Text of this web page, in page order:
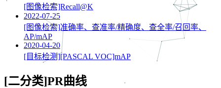
[图像检索]Recall@K
2022-07-25
[图像检索]准确率、查准率/精确度、查全率/召回率、
AP/mAP
2020-04-20
[目标检测][PASCAL VOC]mAP
[二分类]PR曲线